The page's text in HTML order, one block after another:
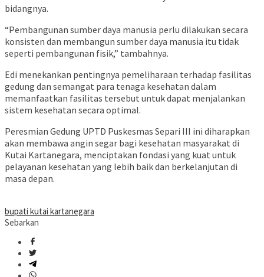
bidangnya.
“Pembangunan sumber daya manusia perlu dilakukan secara
konsisten dan membangun sumber daya manusia itu tidak
seperti pembangunan fisik,” tambahnya.
Edi menekankan pentingnya pemeliharaan terhadap fasilitas
gedung dan semangat para tenaga kesehatan dalam
memanfaatkan fasilitas tersebut untuk dapat menjalankan
sistem kesehatan secara optimal.
Peresmian Gedung UPTD Puskesmas Separi III ini diharapkan
akan membawa angin segar bagi kesehatan masyarakat di
Kutai Kartanegara, menciptakan fondasi yang kuat untuk
pelayanan kesehatan yang lebih baik dan berkelanjutan di
masa depan.
bupati kutai kartanegara
Sebarkan